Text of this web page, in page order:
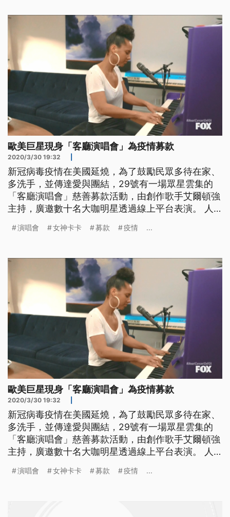
歐美巨星現身「客廳演唱會」為疫情募款
2020/3/30 19:32
新冠病毒疫情在美國延燒，為了鼓勵民眾多待在家、
多洗手，並傳達愛與團結，29號有一場眾星雲集的
「客廳演唱會」慈善募款活動，由創作歌手艾爾頓強
主持，廣邀數十名大咖明星透過線上平台表演。 人
慵懶地唱著超夯名曲Bad Guy。為了因應新冠病毒疫
神，美國福斯電視台跟廣播電台iHeart，29號轉播1
小時的「客廳演唱會」
演唱會 女神卡卡 募款 疫情 ...
歐美巨星現身「客廳演唱會」為疫情募款
2020/3/30 19:32
新冠病毒疫情在美國延燒，為了鼓勵民眾多待在家、
多洗手，並傳達愛與團結，29號有一場眾星雲集的
「客廳演唱會」慈善募款活動，由創作歌手艾爾頓強
主持，廣邀數十名大咖明星透過線上平台表演。 人
慵懶地唱著超夯名曲Bad Guy。為了因應新冠病毒疫
演唱會 女神卡卡 募款 疫情 ...